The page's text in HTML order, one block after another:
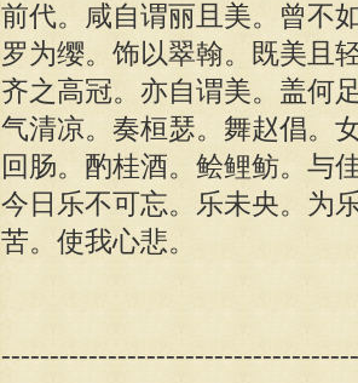
前代。咸自谓丽且美。曾不
罗为缨。饰以翠翰。既美且
齐之高冠。亦自谓美。盖何
气清凉。奏桓瑟。舞赵倡。
回肠。酌桂酒。鲙鲤鲂。与
今日乐不可忘。乐未央。为
苦。使我心悲。